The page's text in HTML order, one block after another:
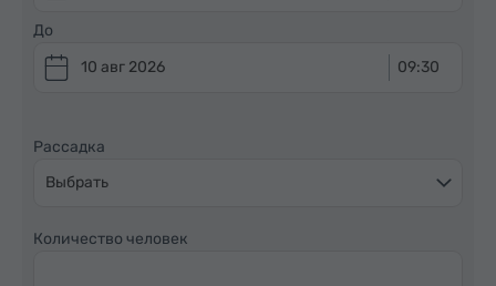
До
10 авг 2026
09:30
Рассадка
Выбрать
Количество человек